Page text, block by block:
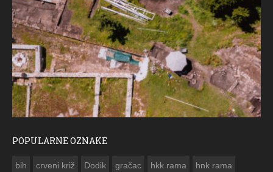
POPULARNE OZNAKE
bih crveni križ Dodik gračac hkk rama hnk rama